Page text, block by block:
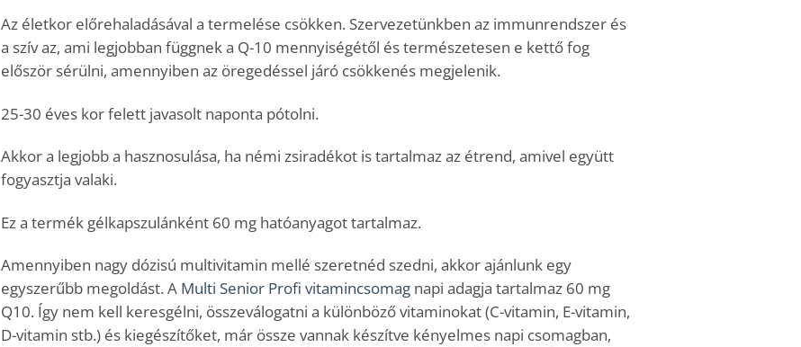
Az életkor előrehaladásával a termelése csökken. Szervezetünkben az immunrendszer és
a szív az, ami legjobban függnek a Q-10 mennyiségétől és természetesen e kettő fog
először sérülni, amennyiben az öregedéssel járó csökkenés megjelenik.
25-30 éves kor felett javasolt naponta pótolni.
Akkor a legjobb a hasznosulása, ha némi zsiradékot is tartalmaz az étrend, amivel együtt
fogyasztja valaki.
Ez a termék gélkapszulánként 60 mg hatóanyagot tartalmaz.
Amennyiben nagy dózisú multivitamin mellé szeretnéd szedni, akkor ajánlunk egy
egyszerűbb megoldást. A Multi Senior Profi vitamincsomag napi adagja tartalmaz 60 mg
Q10. Így nem kell keresgélni, összeválogatni a különböző vitaminokat (C-vitamin, E-vitamin,
D-vitamin stb.) és kiegészítőket, már össze vannak készítve kényelmes napi csomagban,